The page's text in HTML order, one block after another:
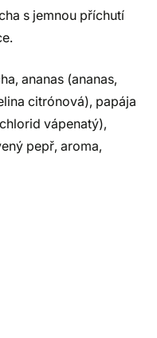
s jemnou příchutí
ananas (ananas,
citrónová), papája
vápenatý),
pepř, aroma,